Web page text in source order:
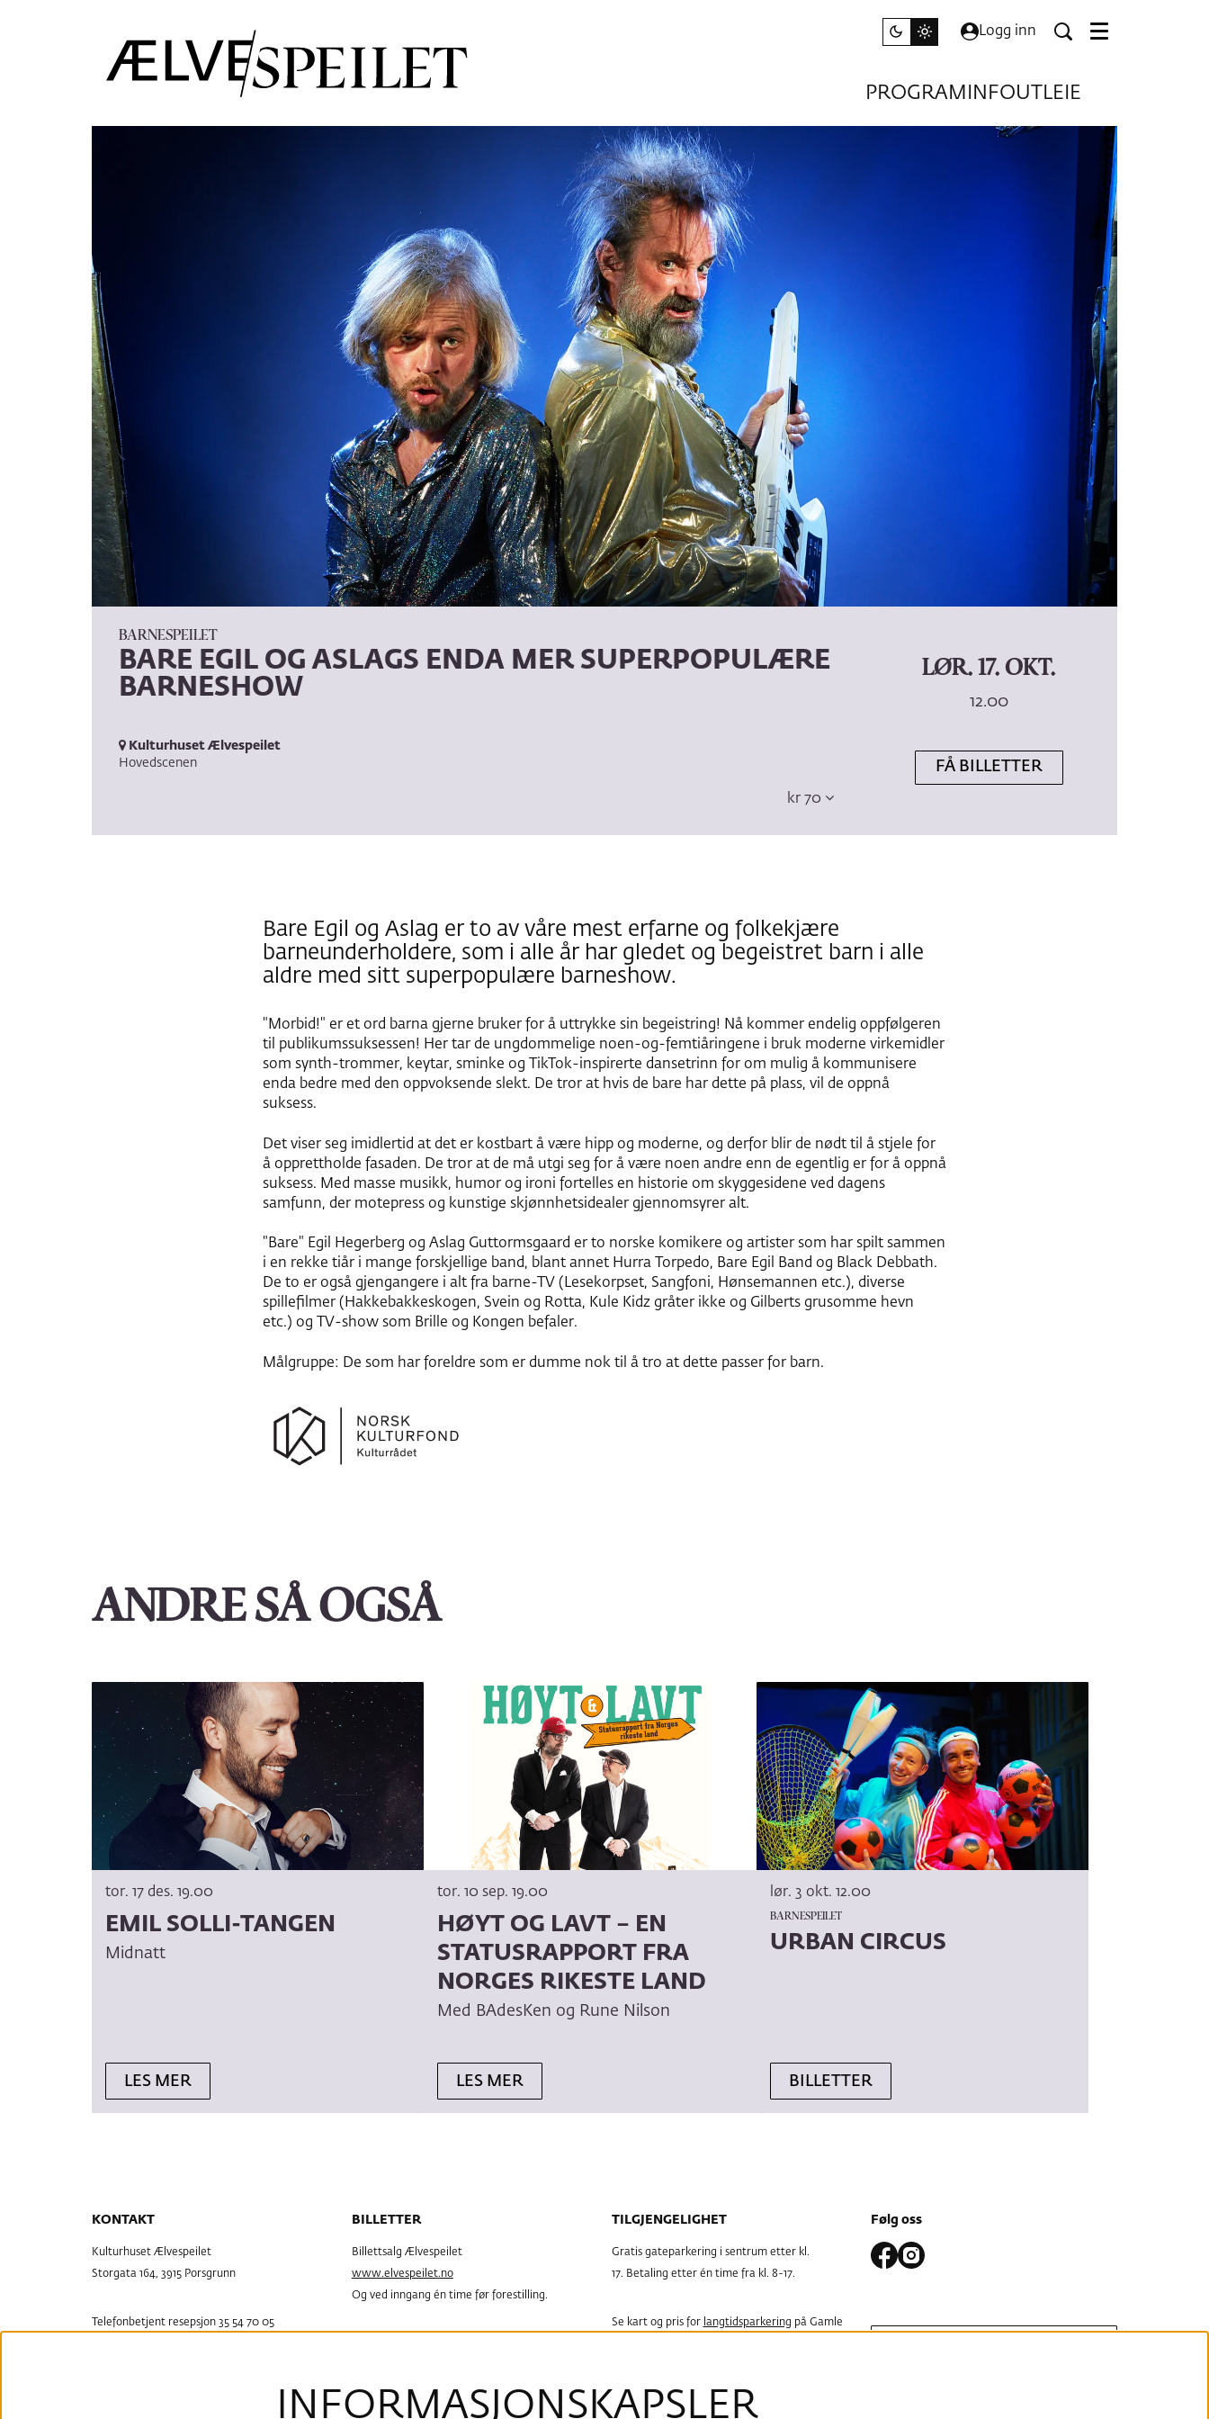
Logg inn
PROGRAM INFOUTLEIE
Meny
BARE EGIL OG ASLAGS ENDA MER SUPERPOPULÆRE
BARNESHOW
BARNESPEILET
Kulturhuset Ælvespeilet
Hovedscenen
kr 70
LØR. 17. OKT.
12.00
FÅ BILLETTER
Bare Egil og Aslag er to av våre mest erfarne og folkekjære
barneunderholdere, som i alle år har gledet og begeistret barn i alle
aldre med sitt superpopulære barneshow.
"Morbid!" er et ord barna gjerne bruker for å uttrykke sin begeistring! Nå kommer endelig oppfølgeren
til publikumssuksessen! Her tar de ungdommelige noen-og-femtiåringene i bruk moderne virkemidler
som synth-trommer, keytar, sminke og TikTok-inspirerte dansetrinn for om mulig å kommunisere
enda bedre med den oppvoksende slekt. De tror at hvis de bare har dette på plass, vil de oppnå
suksess.
Det viser seg imidlertid at det er kostbart å være hipp og moderne, og derfor blir de nødt til å stjele for
å opprettholde fasaden. De tror at de må utgi seg for å være noen andre enn de egentlig er for å oppnå
suksess. Med masse musikk, humor og ironi fortelles en historie om skyggesidene ved dagens
samfunn, der motepress og kunstige skjønnhetsidealer gjennomsyrer alt.
"Bare" Egil Hegerberg og Aslag Guttormsgaard er to norske komikere og artister som har spilt sammen
i en rekke tiår i mange forskjellige band, blant annet Hurra Torpedo, Bare Egil Band og Black Debbath.
De to er også gjengangere i alt fra barne-TV (Lesekorpset, Sangfoni, Hønsemannen etc.), diverse
spillefilmer (Hakkebakkeskogen, Svein og Rotta, Kule Kidz gråter ikke og Gilberts grusomme hevn
etc.) og TV-show som Brille og Kongen befaler.
Målgruppe: De som har foreldre som er dumme nok til å tro at dette passer for barn.
ANDRE SÅ OGSÅ
EMIL SOLLI-TANGEN
Midnatt
tor. 17 des. 19.00
LES MER
HØYT OG LAVT – EN
STATUSRAPPORT FRA
NORGES RIKESTE LAND
Med BAdesKen og Rune Nilson
tor. 10 sep.19.00
LES MER
URBAN CIRCUS
BARNESPEILET
lør. 3 okt. 12.00
BILLETTER
KONTAKT
Kulturhuset Ælvespeilet
Storgata 164, 3915 Porsgrunn
Telefonbetjent resepsjon 35 54 70 05
BILLETTER
Billettsalg Ælvespeilet
www.elvespeilet.no
Og ved inngang én time før forestilling.
Man – Tor, 08:00 – 19:00
Fre, 08.00 – 15.00
TILGJENGELIGHET
Gratis gateparkering i sentrum etter kl.
17. Betaling etter én time fra kl. 8-17.
Se kart og pris for langtidsparkering på Gamle
HC parkering ved hovedinngang i Storgata og
Servicesenteret i Rådhusgata.
Følg oss
INFORMASJONS­KAPSLER